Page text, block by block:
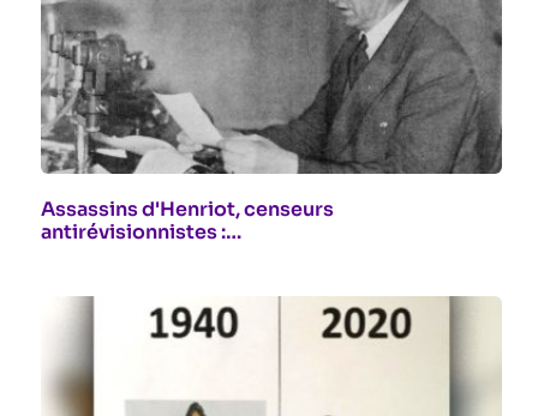
Assassins d'Henriot, censeurs
antirévisionnistes :…